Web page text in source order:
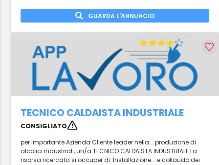
GUARDA L'ANNUNCIO
TECNICO CALDAISTA INDUSTRIALE
CONSIGLIATO
per importante Azienda Cliente leader nella... produzione di
alcolici industriali, un/a TECNICO CALDAISTA INDUSTRIALE La
risorsa ricercata si occuper di: Installazione... e collaudo dei